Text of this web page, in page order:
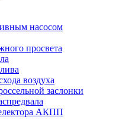
насосом
просвета
воздуха
заслонки
АКПП